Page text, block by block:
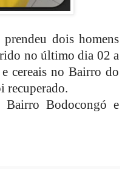
dois homens
no último dia 02 a
cereais no Bairro do
recuperado.
Bairro Bodocongó e